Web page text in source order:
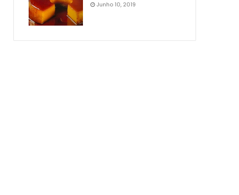
Junho 10, 2019